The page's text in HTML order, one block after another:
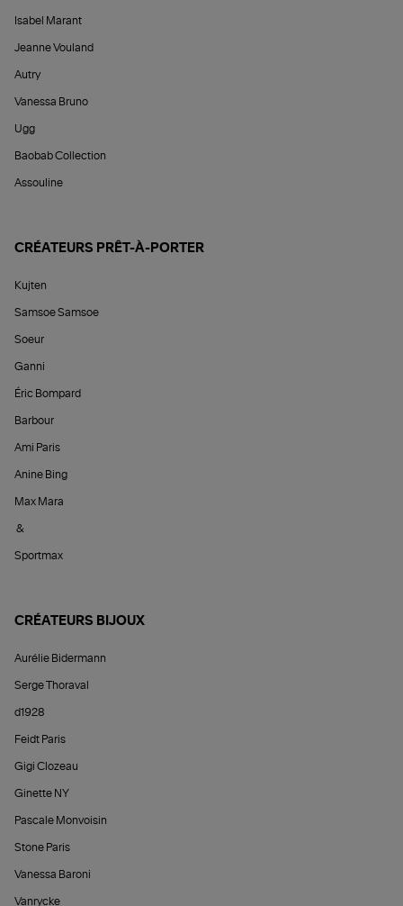
Isabel Marant
Jeanne Vouland
Autry
Vanessa Bruno
Ugg
Baobab Collection
Assouline
CRÉATEURS PRÊT-À-PORTER
Kujten
Samsoe Samsoe
Soeur
Ganni
Éric Bompard
Barbour
Ami Paris
Anine Bing
Max Mara
&
Sportmax
CRÉATEURS BIJOUX
Aurélie Bidermann
Serge Thoraval
d1928
Feidt Paris
Gigi Clozeau
Ginette NY
Pascale Monvoisin
Stone Paris
Vanessa Baroni
Vanrycke